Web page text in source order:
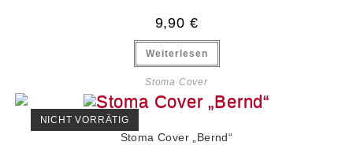
9,90 €
Weiterlesen
Stoma Cover
NICHT VORRÄTIG
Stoma Cover „Bernd“